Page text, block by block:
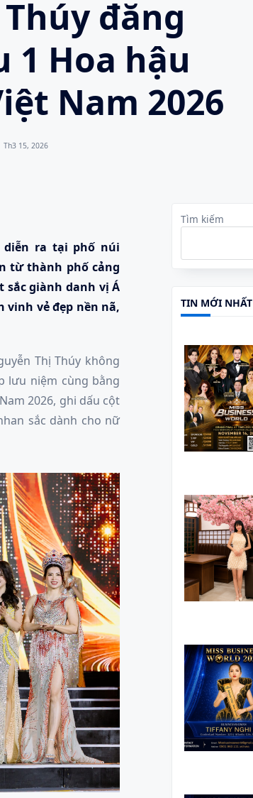
đăng
1 Hoa hậu
Nam 2026
Th3 15, 2026
diễn ra tại phố núi
từ thành phố cảng
sắc giành danh vị Á
vinh vẻ đẹp nền nã,
Thị Thúy không
lưu niệm cùng bằng
2026, ghi dấu cột
sắc dành cho nữ
Tìm kiếm
TIN MỚI NHẤT